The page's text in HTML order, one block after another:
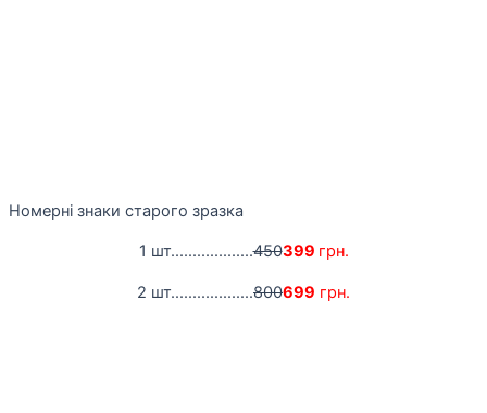
Номерні знаки старого зразка
1 шт...................450399 грн.
2 шт...................800699 грн.